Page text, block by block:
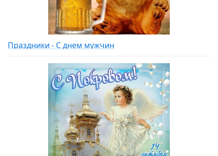
Праздники - С днем мужчин